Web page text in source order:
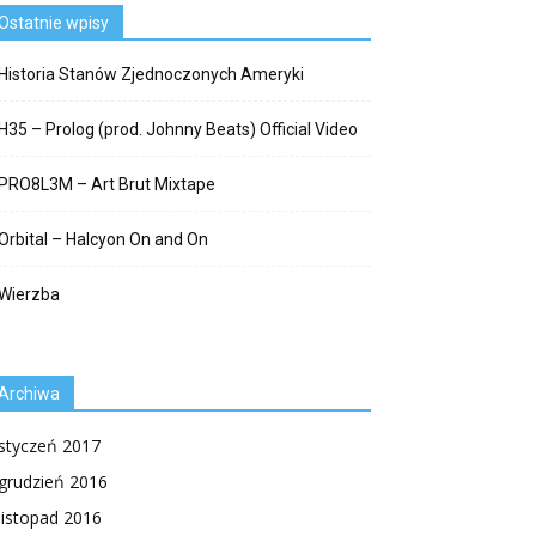
wpisy
Stanów Zjednoczonych Ameryki
– Prolog (prod. Johnny Beats) Official Video
– Art Brut Mixtape
– Halcyon On and On
2017
2016
2016